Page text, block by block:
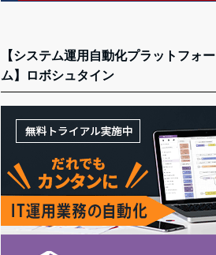
【システム運用自動化プラットフォー
ム】ロボシュタイン